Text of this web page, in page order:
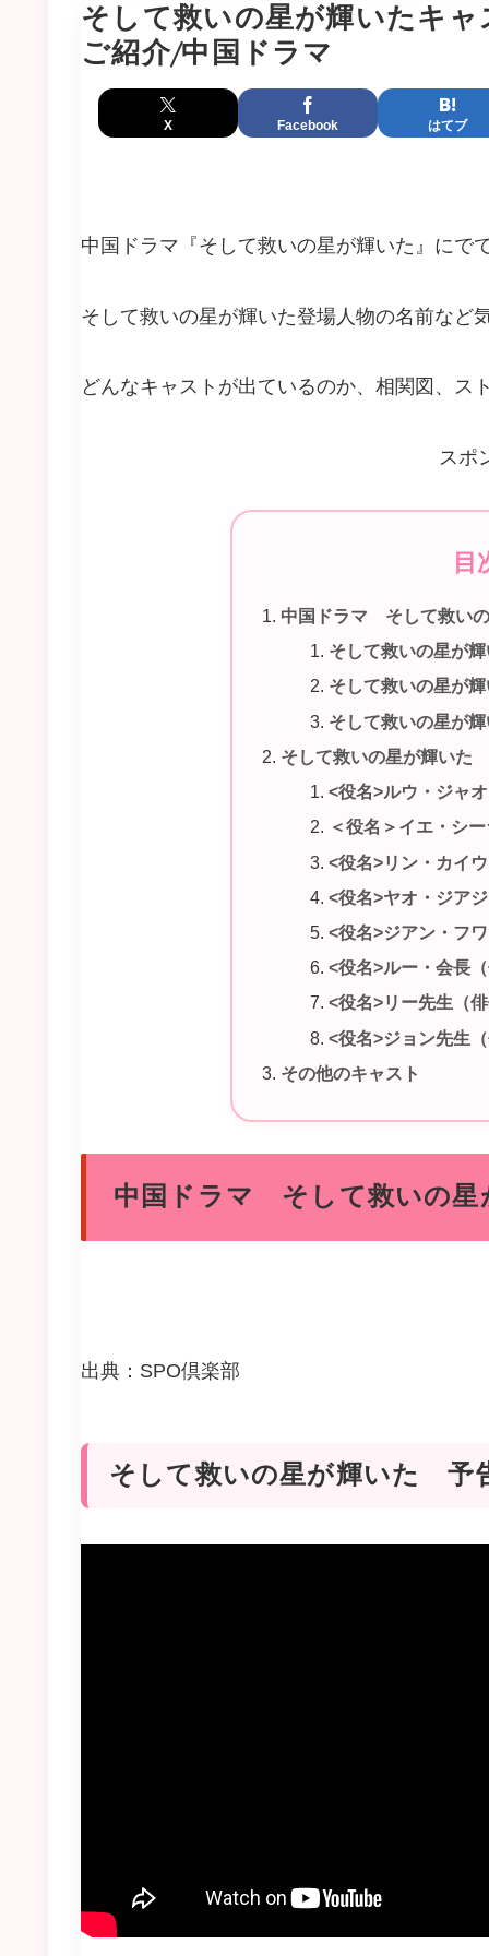
そして救いの星が輝いたキ
ご紹介/中国ドラマ
X Facebook はてブ
中国ドラマ『そして救いの星が輝いた』に
そして救いの星が輝いた登場人物の名前など
どんなキャストが出ているのか、相関図、ス
スポ
目
中国ドラマ そして救い
そして救いの星が
そして救いの星が
そして救いの星が
そして救いの星が輝いた
<役名>ルウ・ジャ
＜役名＞イエ・シ
<役名>リン・カイ
<役名>ヤオ・ジア
<役名>ジアン・フ
<役名>ルー・会長
<役名>リー先生（
<役名>ジョン先生
その他のキャスト
中国ドラマ そして救いの
出典：SPO倶楽部
そして救いの星が輝いた 予